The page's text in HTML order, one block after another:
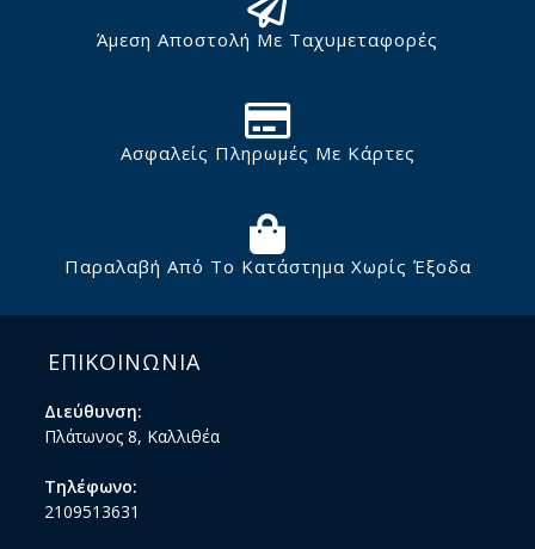
Άμεση Αποστολή Με Ταχυμεταφορές
Ασφαλείς Πληρωμές Με Κάρτες
Παραλαβή Από Το Κατάστημα Χωρίς Έξοδα
ΕΠΙΚΟΙΝΩΝΙΑ
Διεύθυνση:
Πλάτωνος 8, Καλλιθέα
Τηλέφωνο:
2109513631